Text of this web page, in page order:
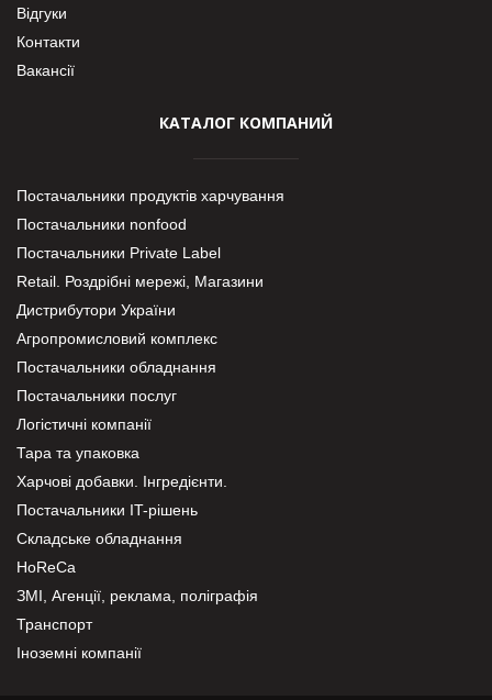
Відгуки
Контакти
Вакансії
КАТАЛОГ КОМПАНИЙ
Постачальники продуктів харчування
Постачальники nonfood
Постачальники Private Label
Retail. Роздрібні мережі, Магазини
Дистрибутори України
Агропромисловий комплекс
Постачальники обладнання
Постачальники послуг
Логістичні компанії
Тара та упаковка
Харчові добавки. Інгредієнти.
Постачальники IT-рішень
Складське обладнання
HoReCa
ЗМІ, Агенції, реклама, поліграфія
Транспорт
Іноземні компанії